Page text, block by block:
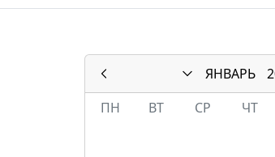
ЯНВАРЬ
ПН
ВТ СР ЧТ